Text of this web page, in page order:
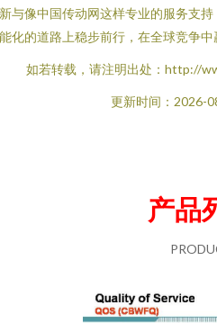
与像中国传动网这样专业的服务支
化的道路上稳步前行，在全球竞争中
如若转载，请注明出处：http://
更新时间：2026-
产品